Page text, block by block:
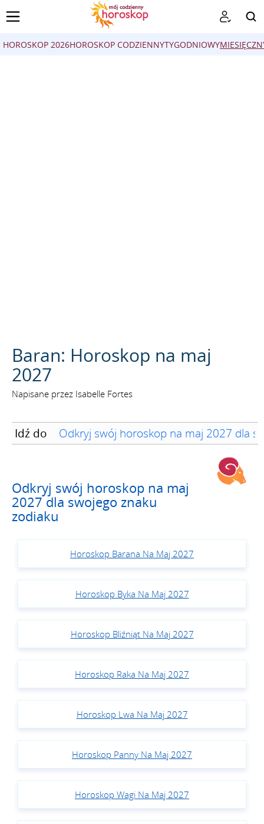
HOROSKOP 2026HOROSKOP CODZIENNYTYGODNIOWY
Baran: Horoskop na maj
2027
Napisane przez Isabelle Fortes
Idź do Odkryj swój horoskop na maj 2027 dla
Odkryj swój horoskop na maj
2027 dla swojego znaku
zodiaku
Horoskop Barana Na Maj 2027
Horoskop Byka Na Maj 2027
Horoskop Bliźniąt Na Maj 2027
Horoskop Raka Na Maj 2027
Horoskop Lwa Na Maj 2027
Horoskop Panny Na Maj 2027
Horoskop Wagi Na Maj 2027